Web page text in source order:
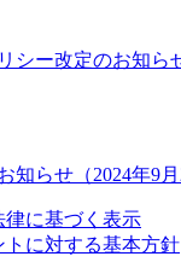
シー改定のお知ら
知らせ（2024年9月
に基づく表示
に対する基本方針